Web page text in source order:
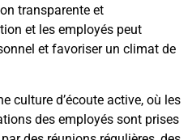
transparente et
et les employés peut
et favoriser un climat de
culture d’écoute active, où les
des employés sont prises